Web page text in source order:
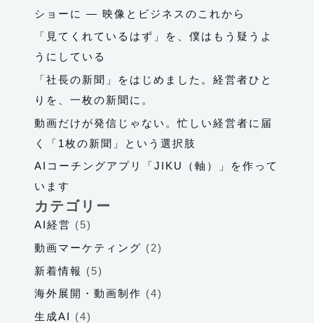
ショーに ― 映像とビジネスのこれから
「見てくれているはず」を、僕はもう疑うよ
うにしている
「社長の新聞」をはじめました。経営者ひと
りを、一枚の新聞に。
動画だけが発信じゃない。忙しい経営者に届
く「1枚の新聞」という選択肢
AIコーチングアプリ「JIKU（軸）」を作って
います
カテゴリー
AI経営 (5)
動画マーケティング (2)
新着情報 (5)
海外展開・動画制作 (4)
生成AI (4)